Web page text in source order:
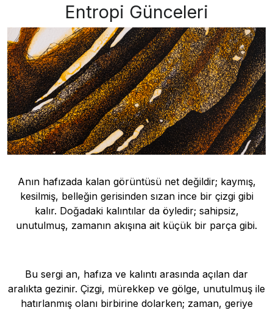
Entropi Günceleri
Anın hafızada kalan görüntüsü net değildir; kaymış,
kesilmiş, belleğin gerisinden sızan ince bir çizgi gibi
kalır. Doğadaki kalıntılar da öyledir; sahipsiz,
unutulmuş, zamanın akışına ait küçük bir parça gibi.
Bu sergi an, hafıza ve kalıntı arasında açılan dar
aralıkta gezinir. Çizgi, mürekkep ve gölge, unutulmuş ile
hatırlanmış olanı birbirine dolarken; zaman, geriye